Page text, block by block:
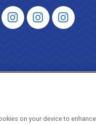
on your device to